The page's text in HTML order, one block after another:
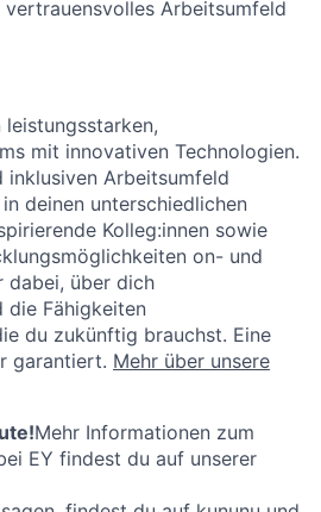
vertrauensvolles Arbeitsumfeld
mit innovativen Technologien.
inklusiven Arbeitsumfeld
deinen unterschiedlichen
Kolleg:innen sowie
on- und
über dich
die Fähigkeiten
du zukünftig brauchst. Eine
garantiert. Mehr über unsere
Mehr Informationen zum
EY findest du auf unserer